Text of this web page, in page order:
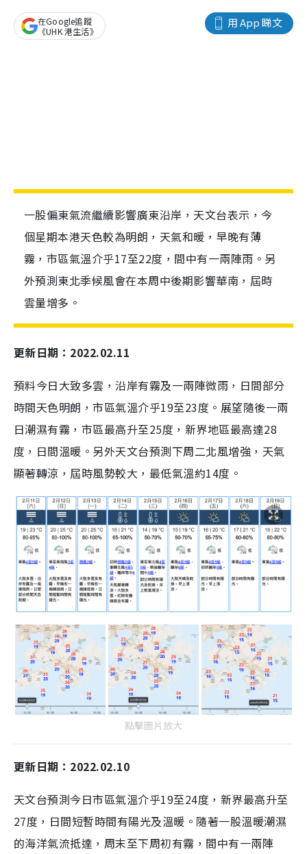
用 App 睇文
在Google追蹤
《UHK 港生活》
一股偏東氣流繼續影響廣東沿岸，天文台表示，今
個星期本港天色較為明朗，天氣和暖，早晚有薄
霧，市區氣溫介乎17至22度，間中有一兩陣雨。另
外預測東北季候風會在本周中後期影響華南，屆時
雲量增多。
更新日期：2022.02.11
預料今日大致多雲，沿岸有霧及一兩陣微雨，日間部分
時間天色明朗，市區氣溫介乎19至23度。展望隨後一兩
日潮濕有霧，市區最高升至25度，新界地區最高達28
度，日間溫暖。另外天文台預測下周二北風增強，天氣
顯著轉涼，屆時風勢較大，最低氣溫約14度。
點擊圖片放大
更新日期：2022.02.10
天文台預測今日市區氣溫介乎19至24度，新界最高升至
27度，日間短暫時間有陽光及溫暖。隨著一股溫暖潮濕
的海洋氣流抵達，周末至下周初有霧，間中有一兩陣